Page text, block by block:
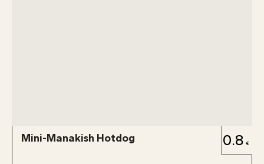
Mini-Manakish Hotdog 0.8